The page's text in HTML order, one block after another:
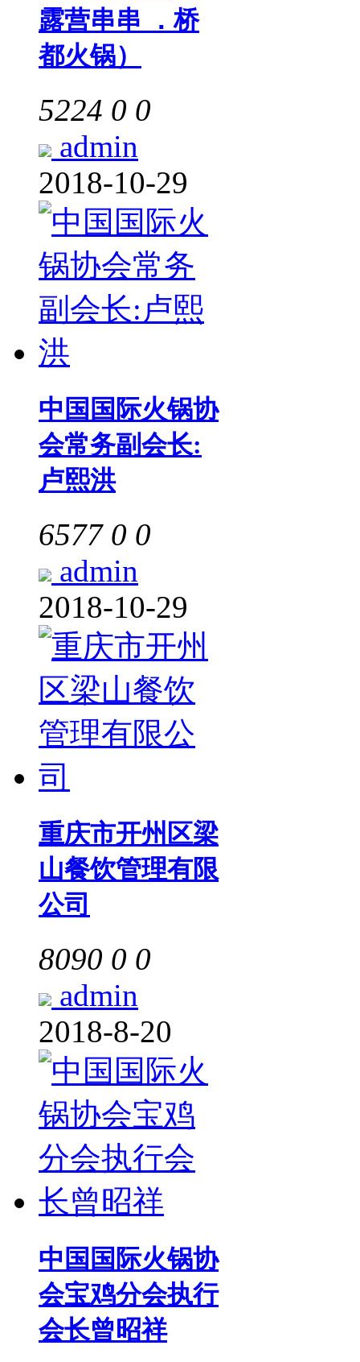
露营串串 ．桥
都火锅）
5224 0 0
admin
2018-10-29
中国国际火锅协
会常务副会长:
卢熙洪
6577 0 0
admin
2018-10-29
重庆市开州区梁
山餐饮管理有限
公司
8090 0 0
admin
2018-8-20
中国国际火锅协
会宝鸡分会执行
会长曾昭祥